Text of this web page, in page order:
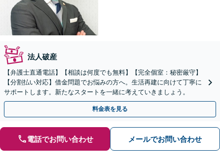
法人破産
【弁護士直通電話】【相談は何度でも無料】【完全個室：秘密厳守】
【分割払い対応】借金問題でお悩みの方へ。生活再建に向けて丁寧に
サポートします。新たなスタートを一緒に考えていきましょう。
料金表を見る
電話でお問い合わせ メールでお問い合わせ